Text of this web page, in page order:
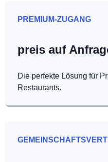
PREMIUM-ZUGANG
preis auf
Die perfekte Lösung für
Restaurants.